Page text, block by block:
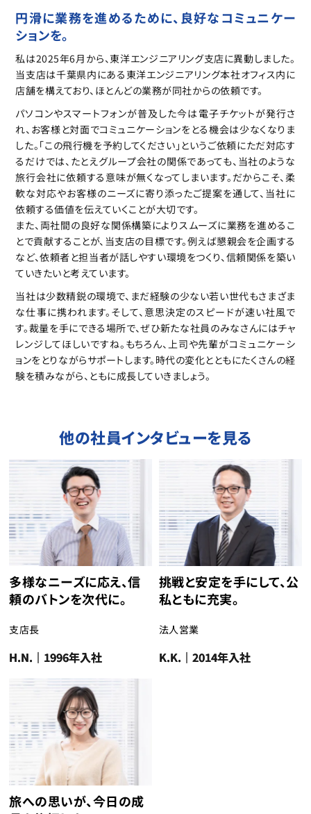
円滑に業務を進めるために、良好なコミュニケー
ションを。
私は2025年6月から、東洋エンジニアリング支店に異動しました。
当支店は千葉県内にある東洋エンジニアリング本社オフィス内に
店舗を構えており、ほとんどの業務が同社からの依頼です。
パソコンやスマートフォンが普及した今は電子チケットが発行さ
れ、お客様と対面でコミュニケーションをとる機会は少なくなりま
した。「この飛行機を予約してください」というご依頼にただ対応す
るだけでは、たとえグループ会社の関係であっても、当社のような
旅行会社に依頼する意味が無くなってしまいます。だからこそ、柔
軟な対応やお客様のニーズに寄り添ったご提案を通して、当社に
依頼する価値を伝えていくことが大切です。
また、両社間の良好な関係構築によりスムーズに業務を進めるこ
とで貢献することが、当支店の目標です。例えば懇親会を企画する
など、依頼者と担当者が話しやすい環境をつくり、信頼関係を築い
ていきたいと考えています。
当社は少数精鋭の環境で、まだ経験の少ない若い世代もさまざま
な仕事に携われます。そして、意思決定のスピードが速い社風で
す。裁量を手にできる場所で、ぜひ新たな社員のみなさんにはチャ
レンジしてほしいですね。もちろん、上司や先輩がコミュニケーシ
ョンをとりながらサポートします。時代の変化とともにたくさんの経
験を積みながら、ともに成長していきましょう。
他の社員インタビューを見る
多様なニーズに応え、信
頼のバトンを次代に。
支店長
H.N.｜1996年入社
挑戦と安定を手にして、公
私ともに充実。
法人営業
K.K.｜2014年入社
旅への思いが、今日の成